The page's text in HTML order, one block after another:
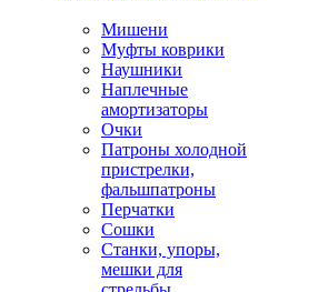
Мишени
Муфты коврики
Наушники
Наплечные
амортизаторы
Очки
Патроны холодной
пристрелки,
фальшпатроны
Перчатки
Сошки
Станки, упоры,
мешки для